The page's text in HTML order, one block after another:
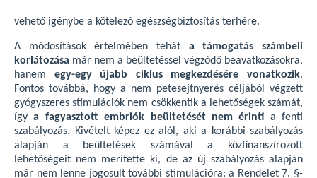
vehető igénybe a kötelező egészségbiztosítás terhére.
A módosítások értelmében tehát a támogatás számbeli
korlátozása már nem a beültetéssel végződő beavatkozásokra,
hanem egy-egy újabb ciklus megkezdésére vonatkozik.
Fontos továbbá, hogy a nem petesejtnyerés céljából végzett
gyógyszeres stimulációk nem csökkentik a lehetőségek számát,
ígya fagyasztott embriók beültetését nem érinti a fenti
szabályozás. Kivételt képez ez alól, aki a korábbi szabályozás
alapján a beültetések számával a közfinanszírozott
lehetőségeit nem merítette ki, de az új szabályozás alapján
már nem lenne jogosult további stimulációra: a Rendelet 7. §-